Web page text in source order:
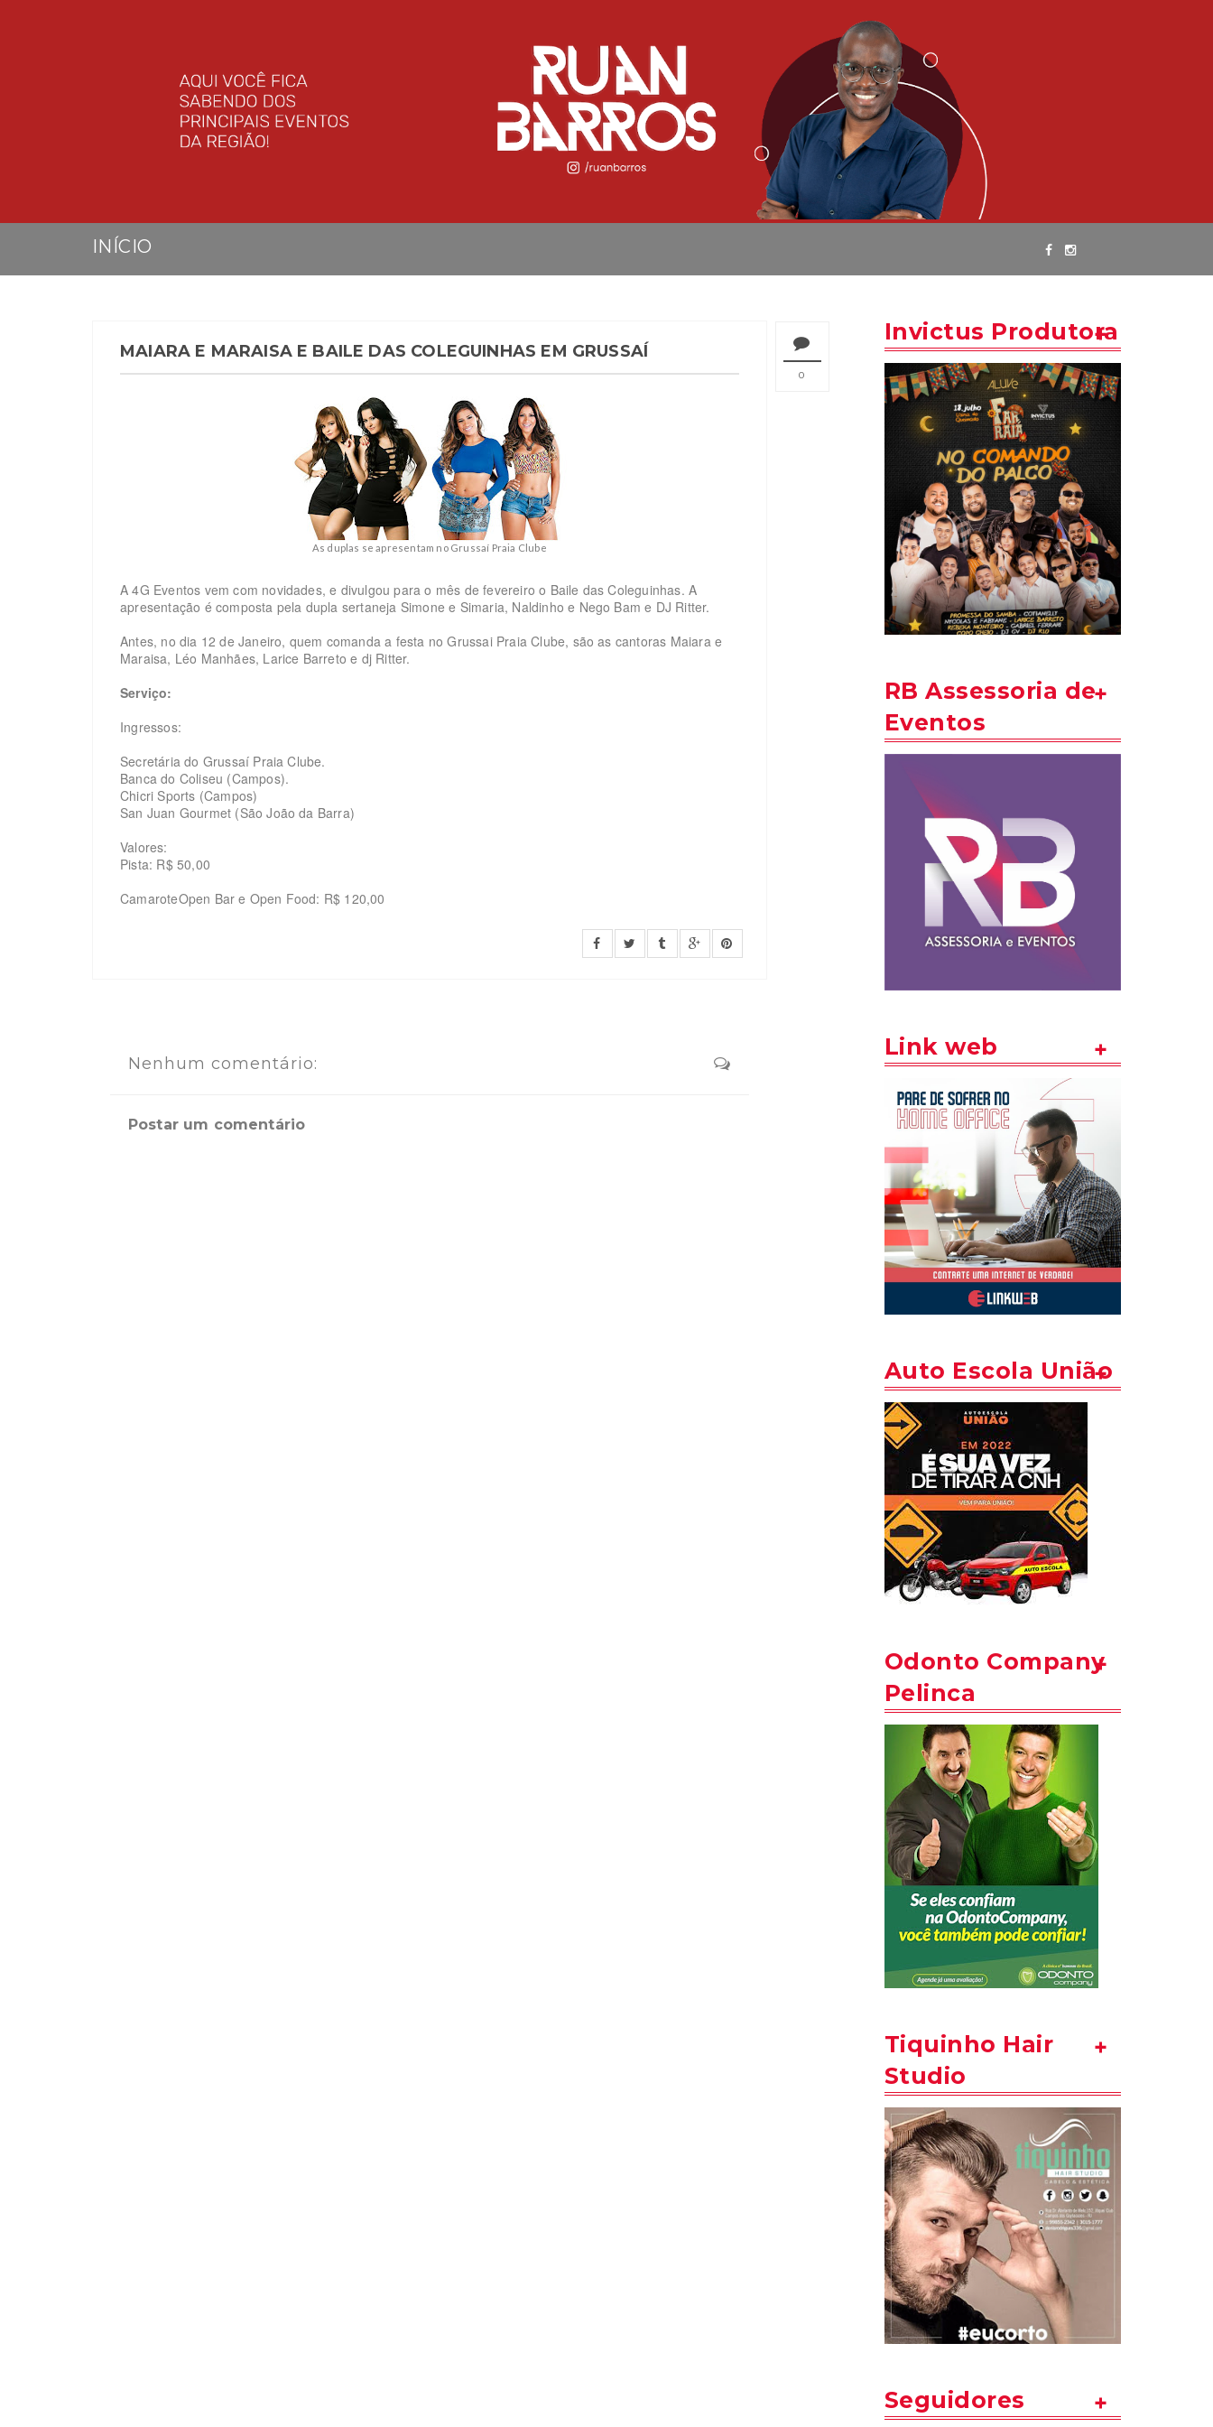
INÍCIO
0
MAIARA E MARAISA E BAILE DAS COLEGUINHAS EM GRUSSAÍ
As duplas se apresentam no Grussaí Praia Clube
A 4G Eventos vem com novidades, e divulgou para o mês de fevereiro o Baile das Coleguinhas. A
apresentação é composta pela dupla sertaneja Simone e Simaria, Naldinho e Nego Bam e DJ Ritter.
Antes, no dia 12 de Janeiro, quem comanda a festa no Grussai Praia Clube, são as cantoras Maiara e
Maraisa, Léo Manhães, Larice Barreto e dj Ritter.
Serviço:
Ingressos:
Secretária do Grussaí Praia Clube.
Banca do Coliseu (Campos).
Chicri Sports (Campos)
San Juan Gourmet (São João da Barra)
Valores:
Pista: R$ 50,00
CamaroteOpen Bar e Open Food: R$ 120,00
Nenhum comentário:
Postar um comentário
Invictus Produtora
RB Assessoria de
Eventos
Link web
Auto Escola União
Odonto Company
Pelinca
Tiquinho Hair
Studio
Seguidores